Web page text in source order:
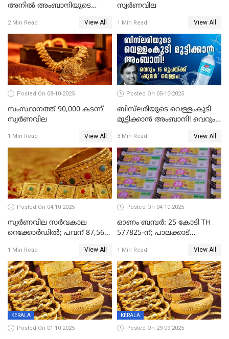
അനിൽ അംബാനിയുടെ
അറസ്റ്റിൽ; ഇഡി അന്വേഷണം
വ്യാപിപ്പിക്കുന്നു
2 Min Read View All
സ്വര്‍ണവില
1 Min Read View All
Posted On 08-10-2025
സംസ്ഥാനത്ത് 90,000 കടന്ന്
സ്വര്‍ണവില
1 Min Read View All
Posted On 05-10-2025
ബിസ്‌ലരിയുടെ വെള്ളംകുടി
മുട്ടിക്കാൻ അംബാനി! വെറും
3 Min Read View All
Posted On 04-10-2025
സ്വര്‍ണവില സര്‍വകാല
റെക്കോര്‍ഡില്‍; പവന് 87,560
1 Min Read View All
Posted On 04-10-2025
ഓണം ബമ്പർ: 25 കോടി TH
577825-ന്; പാലക്കാട്
മുന്നിൽ
1 Min Read View All
KERALA
Posted On 01-10-2025
KERALA
Posted On 29-09-2025